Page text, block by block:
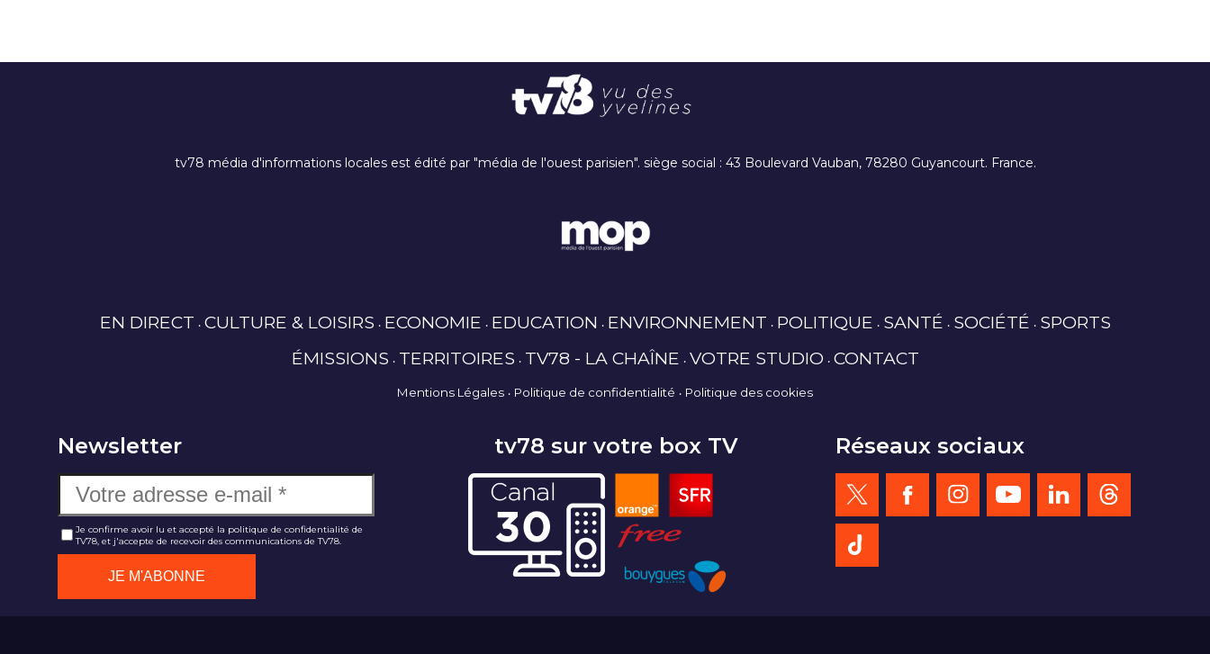
tv78 média d'informations locales est édité par "média de l'ouest parisien". siège social : 43 Boulevard Vauban, 78280 Guyancourt. France.
EN DIRECT CULTURE & LOISIRS ECONOMIE EDUCATION ENVIRONNEMENT POLITIQUE SANTÉ SOCIÉTÉ SPORTS
ÉMISSIONS TERRITOIRES TV78 - LA CHAÎNE VOTRE STUDIO CONTACT
Mentions Légales Politique de confidentialité Politique des cookies
Newsletter
Je confirme avoir lu et accepté la politique de confidentialité de
TV78, et j'accepte de recevoir des communications de TV78.
tv78 sur votre box TV Réseaux sociaux